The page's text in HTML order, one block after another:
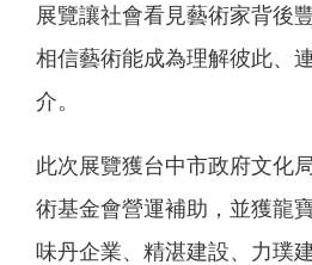
展覽讓社會看見藝術家背後
相信藝術能成為理解彼此、
介。
此次展覽獲台中市政府文化
術基金會營運補助，並獲龍
味丹企業、精湛建設、力璞